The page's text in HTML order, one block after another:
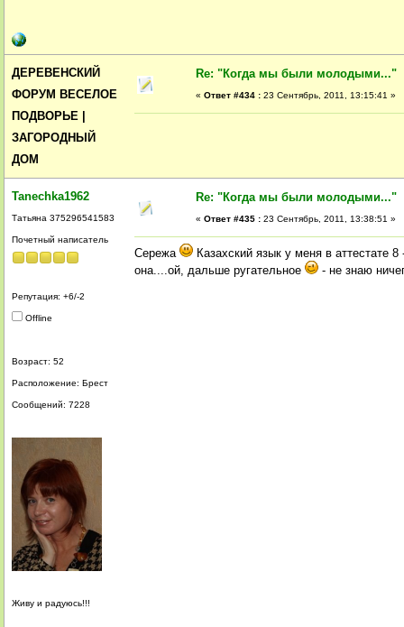
ДЕРЕВЕНСКИЙ
ФОРУМ ВЕСЕЛОЕ
ПОДВОРЬЕ |
ЗАГОРОДНЫЙ
ДОМ
Re: "Когда мы были молодыми..."
« Ответ #434 : 23 Сентябрь, 2011, 13:15:41 »
Tanechka1962
Татьяна 375296541583
Почетный написатель
Репутация: +6/-2
Offline
Возраст: 52
Расположение: Брест
Сообщений: 7228
Живу и радуюсь!!!
Re: "Когда мы были молодыми..."
« Ответ #435 : 23 Сентябрь, 2011, 13:38:51 »
Сережа
Казахский язык у меня в аттестате
она....ой, дальше ругательное
- не знаю